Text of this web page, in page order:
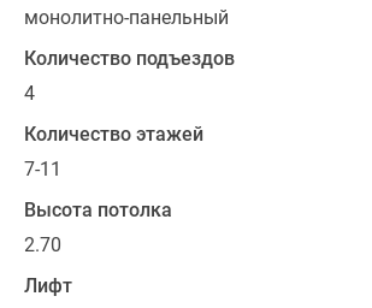
студиями
от
кв.
м,
однокомнатными
43
кв.
м,
монолитно-панельный
Количество подъездов
4
Количество этажей
7-11
Высота потолка
2.70
Лифт